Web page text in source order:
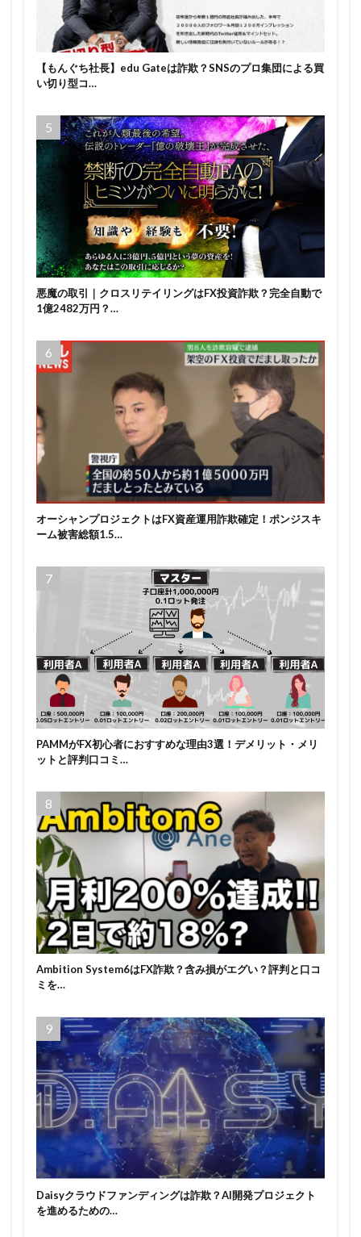
【もんぐち社長】edu Gateは詐欺？SNSのプロ集団による買
い切り型コ…
悪魔の取引｜クロスリテイリングはFX投資詐欺？完全自動で
1億2482万円？…
オーシャンプロジェクトはFX資産運用詐欺確定！ポンジスキ
ーム被害総額1.5…
PAMMがFX初心者におすすめな理由3選！デメリット・メリ
ットと評判口コミ…
Ambition System6はFX詐欺？含み損がエグい？評判と口コ
ミを…
Daisyクラウドファンディングは詐欺？AI開発プロジェクト
を進めるための…